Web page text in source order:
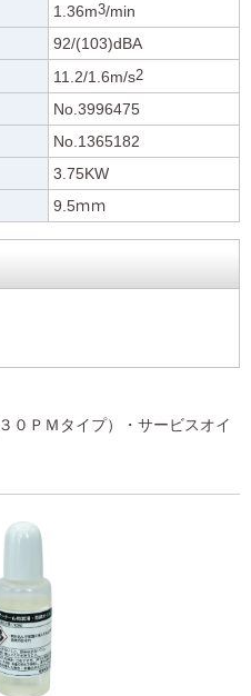
1.36m3/min
92/(103)dBA
11.2/1.6m/s2
No.3996475
No.1365182
3.75KW
9.5ｍｍ
０ＰＭタイプ）・サービスオイ